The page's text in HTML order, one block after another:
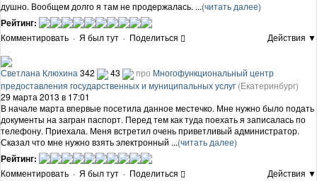
душно. Вообщем долго я там не продержалась. ...(читать далее)
Рейтинг:
Комментировать · Я был тут · Поделиться Действия ▼
Светлана Клюхина 342 43 про Многофункциональный центр
предоставления государственных и муниципальных услуг (Екатеринбург)
29 марта 2013 в 17:01
В начале марта впервые посетила данное местечко. Мне нужно было подать
документы на загран паспорт. Перед тем как туда поехать я записалась по
телефону. Приехала. Меня встретил очень приветливый администратор.
Сказал что мне нужно взять электронный ...(читать далее)
Рейтинг:
Комментировать · Я был тут · Поделиться Действия ▼